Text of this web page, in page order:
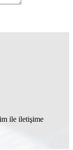
ile iletişime